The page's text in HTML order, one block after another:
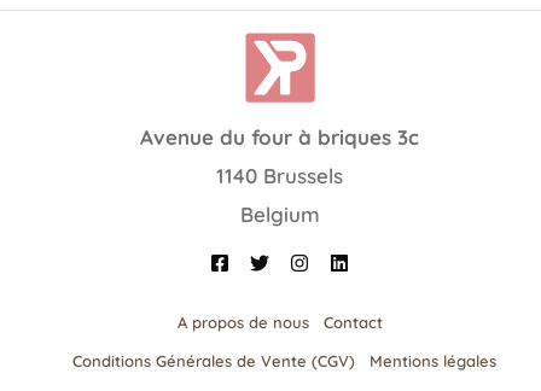
Avenue du four à briques 3c
1140 Brussels
Belgium
A propos de nous
Contact
Conditions Générales de Vente (CGV)
Mentions légales